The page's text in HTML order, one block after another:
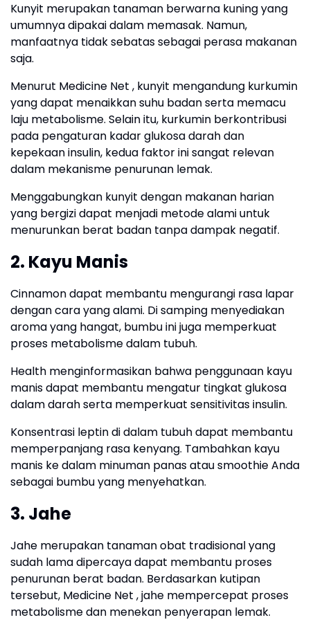
Kunyit merupakan tanaman berwarna kuning yang
umumnya dipakai dalam memasak. Namun,
manfaatnya tidak sebatas sebagai perasa makanan
saja.
Menurut Medicine Net , kunyit mengandung kurkumin
yang dapat menaikkan suhu badan serta memacu
laju metabolisme. Selain itu, kurkumin berkontribusi
pada pengaturan kadar glukosa darah dan
kepekaan insulin, kedua faktor ini sangat relevan
dalam mekanisme penurunan lemak.
Menggabungkan kunyit dengan makanan harian
yang bergizi dapat menjadi metode alami untuk
menurunkan berat badan tanpa dampak negatif.
2. Kayu Manis
Cinnamon dapat membantu mengurangi rasa lapar
dengan cara yang alami. Di samping menyediakan
aroma yang hangat, bumbu ini juga memperkuat
proses metabolisme dalam tubuh.
Health menginformasikan bahwa penggunaan kayu
manis dapat membantu mengatur tingkat glukosa
dalam darah serta memperkuat sensitivitas insulin.
Konsentrasi leptin di dalam tubuh dapat membantu
memperpanjang rasa kenyang. Tambahkan kayu
manis ke dalam minuman panas atau smoothie Anda
sebagai bumbu yang menyehatkan.
3. Jahe
Jahe merupakan tanaman obat tradisional yang
sudah lama dipercaya dapat membantu proses
penurunan berat badan. Berdasarkan kutipan
tersebut, Medicine Net , jahe mempercepat proses
metabolisme dan menekan penyerapan lemak.